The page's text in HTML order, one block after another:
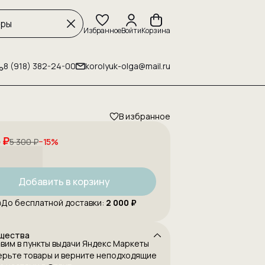
ИзбранноеВойтиКорзина
8 (918) 382-24-00 korolyuk-olga@mail.ru
В избранное
₽5 300 ₽−15%
Добавить в корзину
До бесплатной доставки: 2 000 ₽
в пункты выдачи Яндекс Маркеты
товары и верните неподходящие